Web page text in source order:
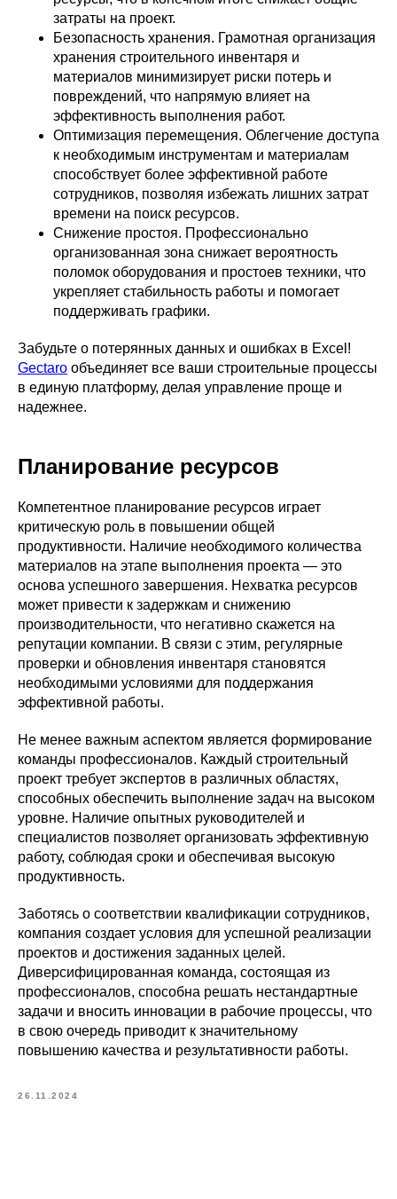
затраты на проект.
Безопасность хранения. Грамотная организация
хранения строительного инвентаря и
материалов минимизирует риски потерь и
повреждений, что напрямую влияет на
эффективность выполнения работ.
Оптимизация перемещения. Облегчение доступа
к необходимым инструментам и материалам
способствует более эффективной работе
сотрудников, позволяя избежать лишних затрат
времени на поиск ресурсов.
Снижение простоя. Профессионально
организованная зона снижает вероятность
поломок оборудования и простоев техники, что
укрепляет стабильность работы и помогает
поддерживать графики.
Забудьте о потерянных данных и ошибках в Excel!
Gectaro объединяет все ваши строительные процессы
в единую платформу, делая управление проще и
надежнее.
Планирование ресурсов
Компетентное планирование ресурсов играет
критическую роль в повышении общей
продуктивности. Наличие необходимого количества
материалов на этапе выполнения проекта — это
основа успешного завершения. Нехватка ресурсов
может привести к задержкам и снижению
производительности, что негативно скажется на
репутации компании. В связи с этим, регулярные
проверки и обновления инвентаря становятся
необходимыми условиями для поддержания
эффективной работы.
Не менее важным аспектом является формирование
команды профессионалов. Каждый строительный
проект требует экспертов в различных областях,
способных обеспечить выполнение задач на высоком
уровне. Наличие опытных руководителей и
специалистов позволяет организовать эффективную
работу, соблюдая сроки и обеспечивая высокую
продуктивность.
Заботясь о соответствии квалификации сотрудников,
компания создает условия для успешной реализации
проектов и достижения заданных целей.
Диверсифицированная команда, состоящая из
профессионалов, способна решать нестандартные
задачи и вносить инновации в рабочие процессы, что
в свою очередь приводит к значительному
повышению качества и результативности работы.
26.11.2024